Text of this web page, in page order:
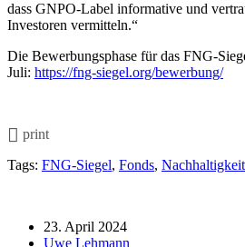
dass GNPO-Label informative und
Investoren vermitteln.“
Die Bewerbungsphase für das FNG-
Juli: https://fng-siegel.org/bewerbung/
print
Tags: FNG-Siegel, Fonds, Nachhaltigkeit
23. April 2024
Uwe Lehmann